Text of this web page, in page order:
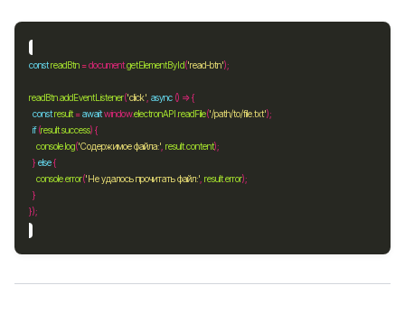
constreadBtn = document.getElementById('read-btn'
readBtnaddEventListener('click' async
constresult =await window.electronAPI readFile('/path/to/file.txt'
if (resultsuccess
consolelog('Содержимое файла:' resultcontent
  }
else
consoleerror('Не удалось прочитать файл:' resulterror